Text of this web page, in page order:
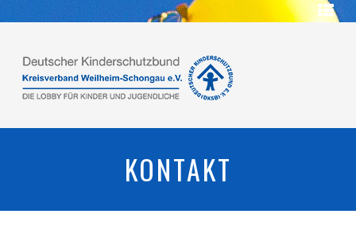
HERZLICH
ÜBER
FÖRDERER
KONTAKT